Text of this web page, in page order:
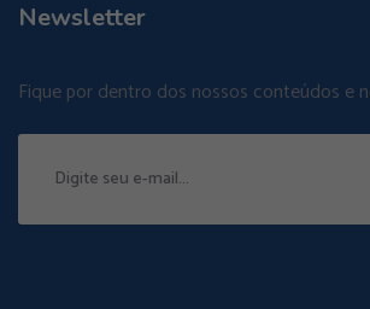
Newsletter
Fique por dentro dos nossos conteúdos e